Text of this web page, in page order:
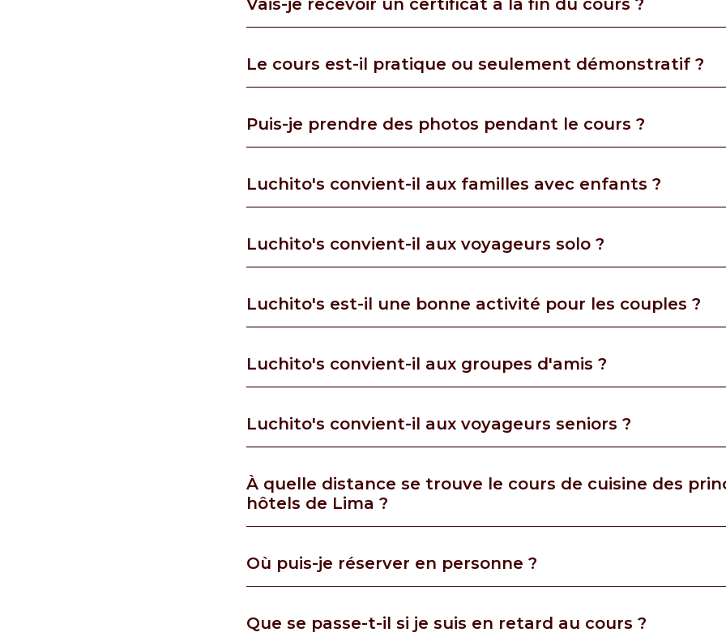
Vais-je recevoir un certificat à la fin du cours ?
Le cours est-il pratique ou seulement démonstratif ?
Puis-je prendre des photos pendant le cours ?
Luchito's convient-il aux familles avec enfants ?
Luchito's convient-il aux voyageurs solo ?
Luchito's est-il une bonne activité pour les couples ?
Luchito's convient-il aux groupes d'amis ?
Luchito's convient-il aux voyageurs seniors ?
À quelle distance se trouve le cours de cuisine des
hôtels de Lima ?
Où puis-je réserver en personne ?
Que se passe-t-il si je suis en retard au cours ?